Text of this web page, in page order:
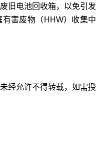
旧电池回收箱，以免引发
害废物（HHW）收集中
经允许不得转载，如需授